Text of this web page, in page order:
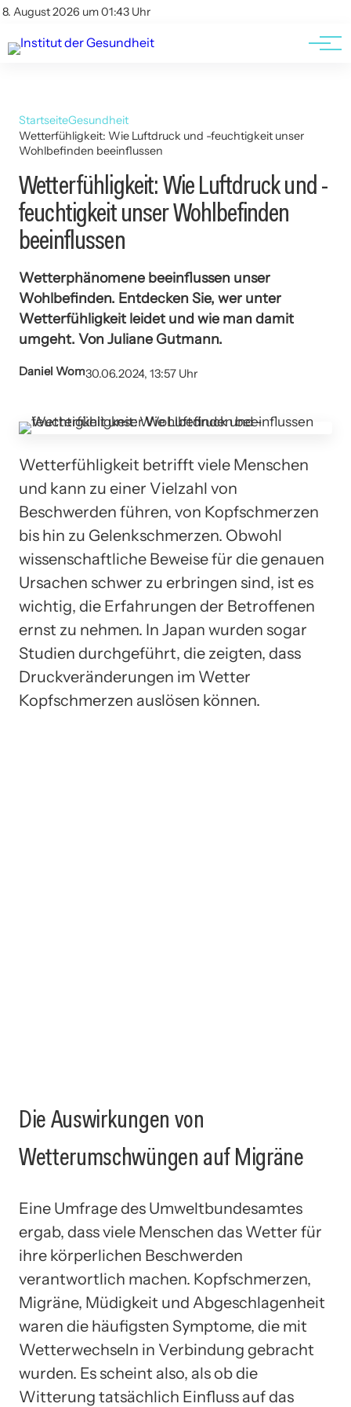
8. August 2026 um 01:43 Uhr
Kontakt
Kontakt
AGBs
StartseiteGesundheit
Wetterfühligkeit: Wie Luftdruck und -feuchtigkeit unser
Wohlbefinden beeinflussen
Wetterfühligkeit: Wie Luftdruck und -
feuchtigkeit unser Wohlbefinden
beeinflussen
Wetterphänomene beeinflussen unser
Wohlbefinden. Entdecken Sie, wer unter
Wetterfühligkeit leidet und wie man damit
umgeht. Von Juliane Gutmann.
Daniel Wom30.06.2024, 13:57 Uhr
Wetterfühligkeit betrifft viele Menschen
und kann zu einer Vielzahl von
Beschwerden führen, von Kopfschmerzen
bis hin zu Gelenkschmerzen. Obwohl
wissenschaftliche Beweise für die genauen
Ursachen schwer zu erbringen sind, ist es
wichtig, die Erfahrungen der Betroffenen
ernst zu nehmen. In Japan wurden sogar
Studien durchgeführt, die zeigten, dass
Druckveränderungen im Wetter
Kopfschmerzen auslösen können.
Die Auswirkungen von
Wetterumschwüngen auf Migräne
Eine Umfrage des Umweltbundesamtes
ergab, dass viele Menschen das Wetter für
ihre körperlichen Beschwerden
verantwortlich machen. Kopfschmerzen,
Migräne, Müdigkeit und Abgeschlagenheit
waren die häufigsten Symptome, die mit
Wetterwechseln in Verbindung gebracht
wurden. Es scheint also, als ob die
Witterung tatsächlich Einfluss auf das